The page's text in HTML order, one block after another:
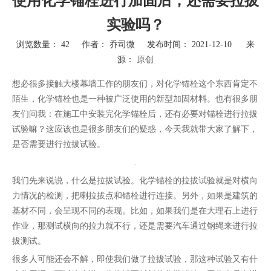
实验吗？
浏览数量： 42 作者： 乔司微 发布时间： 2021-12-10 来
源： 原创
["wechat","weibo","qzone","douban","email"]
想必很多接触大楼幕墙工作的朋友们，对化学锚栓这个东西肯定不
陌生，化学锚栓也是一种被广泛使用的新型加固材料。也有很多朋
友们问我：在施工中安装完化学锚栓后，还有必要对锚栓进行拉拔
试验嘛？这应该也是很多朋友们的疑惑，今天我就带大家了解下，
是否需要进行拉拔试验。
我们先来说说，什么是拉拔试验。化学锚栓的拉拔试验就是对横向
力情况的检测，把喇拉拔点和锚栓进行连接。另外，如果是建筑的
基材不同，会呈现不同的表现。比如，如果我们是在大理石上进行
作业，那测试横向的拉力就不行，还是需要汽车通过钢绳来进行拉
拔测试。
很多人可能还会不解，即使我们做了拉拔试验，那这种试验又有什